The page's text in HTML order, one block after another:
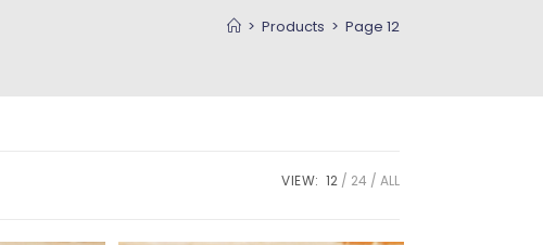
> Products > Page 12
VIEW: 12 24 ALL